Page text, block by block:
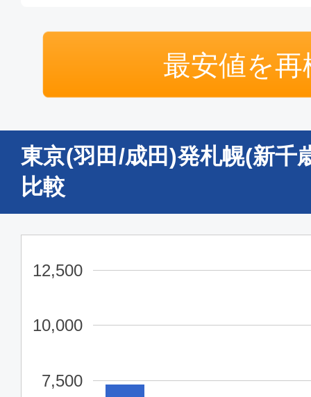
普通席
東京(成田)
札幌(
MM567
普通席
11:50
東京(成田)
札幌(
最安値を再
東京(羽田/成田)発札幌(新千
比較
7,500
10,000
12,500